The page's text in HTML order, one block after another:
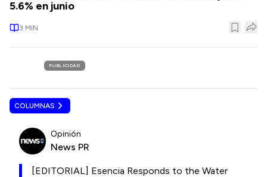
5.6% en junio
3 MIN
PUBLICIDAD
COLUMNAS
Opinión
News PR
[EDITORIAL] Esencia Responds to the Water